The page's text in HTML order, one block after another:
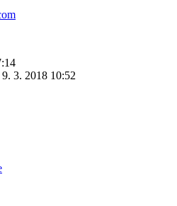
9. 3. 2018 10:52